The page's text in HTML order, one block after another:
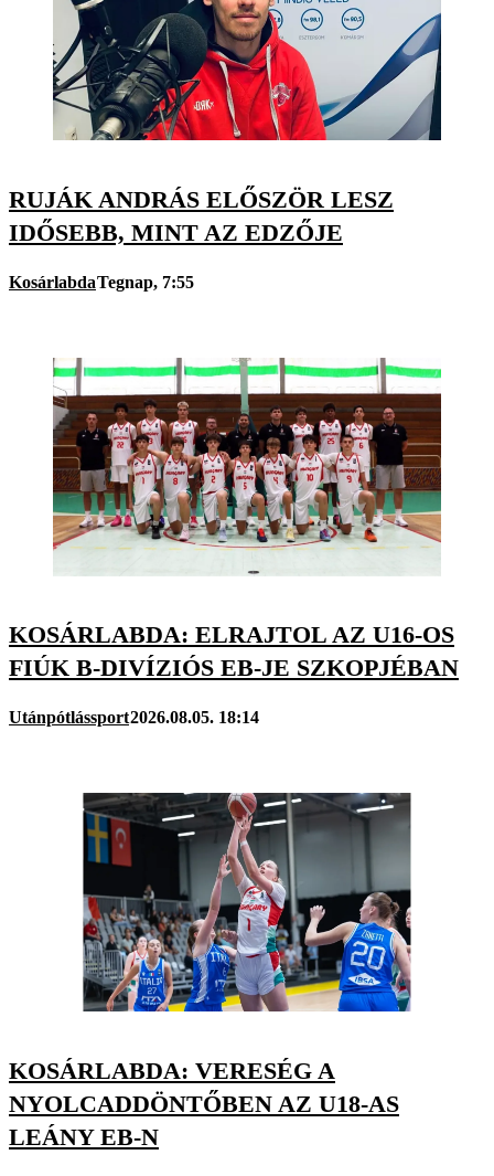
RUJÁK ANDRÁS ELŐSZÖR LESZ
IDŐSEBB, MINT AZ EDZŐJE
KosárlabdaTegnap, 7:55
KOSÁRLABDA: ELRAJTOL AZ U16-OS
FIÚK B-DIVÍZIÓS EB-JE SZKOPJÉBAN
Utánpótlássport2026.08.05. 18:14
KOSÁRLABDA: VERESÉG A
NYOLCADDÖNTŐBEN AZ U18-AS
LEÁNY EB-N